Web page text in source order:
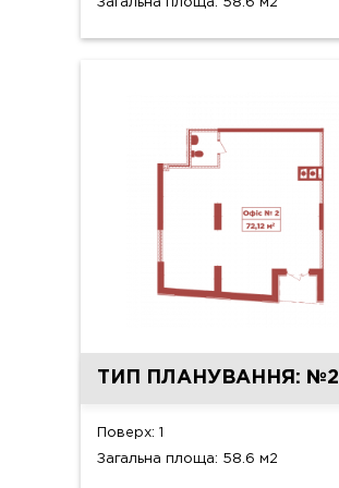
Загальна площа: 58.6 м2
ТИП ПЛАНУВАННЯ: №2
Поверх: 1
Загальна площа: 58.6 м2